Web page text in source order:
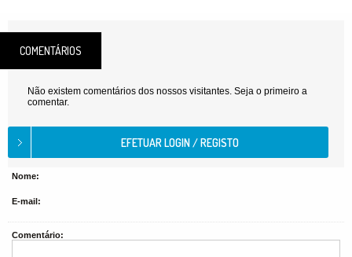
COMENTÁRIOS
Não existem comentários dos nossos visitantes. Seja o primeiro a
comentar.
Nome:
E-mail:
Comentário: